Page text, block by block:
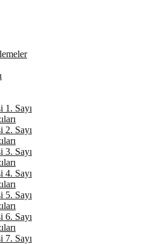
1. Sayı
2. Sayı
3. Sayı
4. Sayı
5. Sayı
6. Sayı
7. Sayı